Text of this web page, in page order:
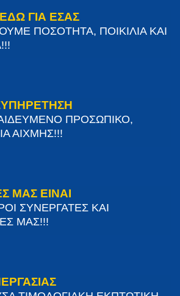
ΓΙΑ ΕΣΑΣ
ΠΟΣΟΤΗΤΑ, ΠΟΙΚΙΛΙΑ ΚΑΙ
ΠΡΟΣΩΠΙΚΟ,
ΑΙΧΜΗΣ!!!
ΜΑΣ ΕΙΝΑΙ
ΣΥΝΕΡΓΑΤΕΣ ΚΑΙ
ΜΑΣ!!!